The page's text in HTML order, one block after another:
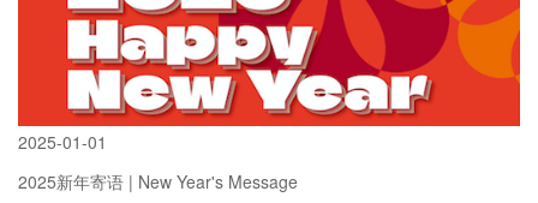
2025-01-01
2025新年寄语 | New Year's Message